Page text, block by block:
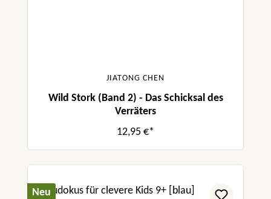
JIATONG CHEN
Wild Stork (Band 2) - Das Schicksal des
Verräters
12,95 €*
Neu